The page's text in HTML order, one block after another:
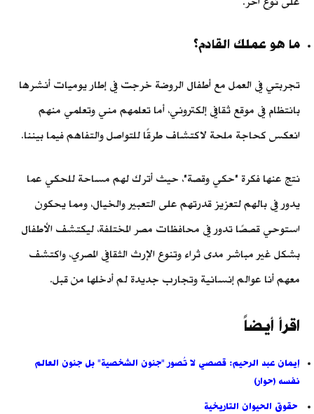
ما هو عملك القادم؟
تجربتي في العمل مع أطفال الروضة خرجت في إطار يوميات أنشرها
بانتظام في موقع ثقافي إلكتروني، أما تعلمهم مني وتعلمي منهم
انعكس كحاجة ملحة لاكتشاف طرقًا للتواصل والتفاهم فيما بيننا.
نتج عنها فكرة "حكي وقصة"، حيث أترك لهم مساحة للحكي عما
يدور في بالهم لتعزيز قدرتهم على التعبير والخيال، ومما يحكون
استوحي قصصًا تدور في محافظات مصر المختلفة، ليكتشف الأطفال
بشكل غير مباشر مدى ثراء وتنوع الإرث الثقافي المصري، واكتشف
معهم أنا عوالم إنسانية وتجارب جديدة لم أدخلها من قبل.
اقرأ أيضاً
إيمان عبد الرحيم: قصصي لا تُصور "جنون الشخصية" بل جنون العالم
نفسه (حوار)
حقوق الحيوان التاريخية